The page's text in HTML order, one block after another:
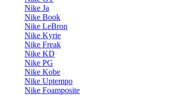
Nike Ja
Nike Book
Nike LeBron
Nike Kyrie
Nike Freak
Nike KD
Nike PG
Nike Kobe
Nike Uptempo
Nike Foamposite